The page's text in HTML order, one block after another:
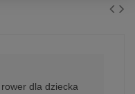
dla dziecka